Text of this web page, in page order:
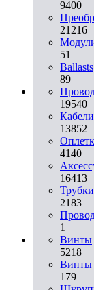
9400
21216
51
Ballasts
89
19540
13852
4140
16413
2183
1
Винты
5218
Винты
179